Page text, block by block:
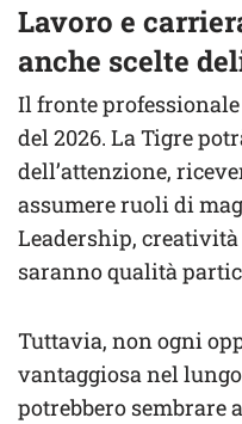
Lavoro e
anche scelte
Il fronte
del 2026. La Tigre
dell’attenzione,
assumere ruoli di
Leadership,
saranno qualità
Tuttavia, non ogni
vantaggiosa nel
potrebbero sembrare